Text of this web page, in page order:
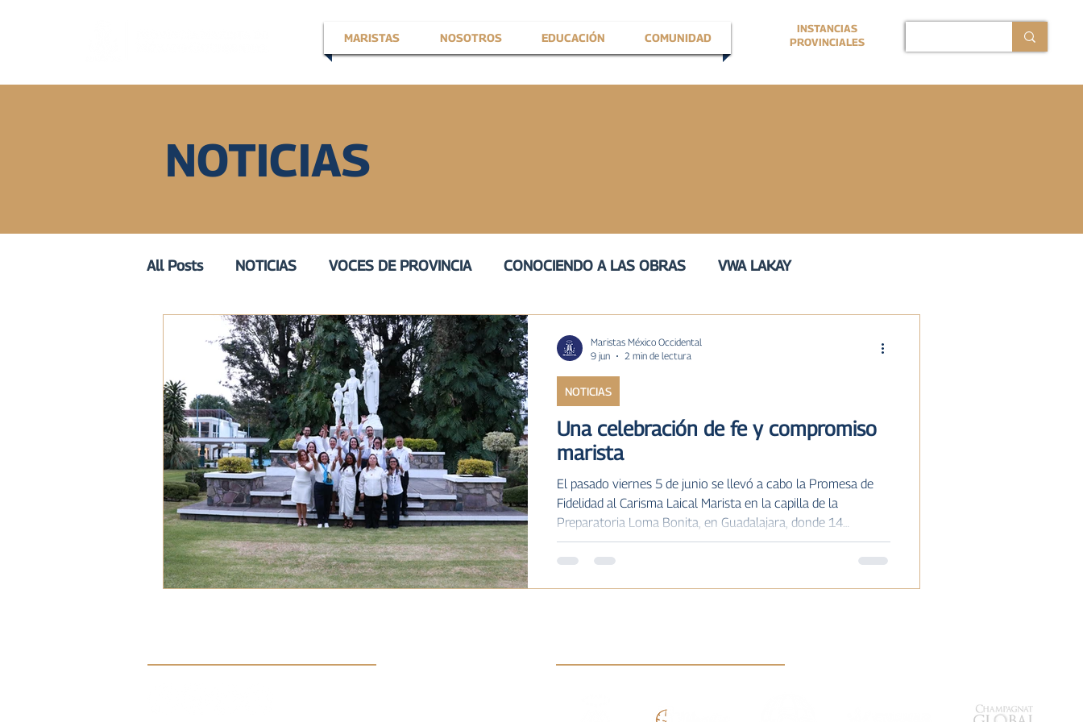
MARISTAS NOSOTROS EDUCACIÓN COMUNIDAD
INSTANCIAS
PROVINCIALES
NOTICIAS
All Posts NOTICIAS VOCES DE PROVINCIA CONOCIENDO A LAS OBRAS VWA LAKAY
EN LA VOZ DE VOZ ACTIVA III VOZ DE SERVICIO
VOZ EXPERTA AÑO JUBILAR MARISTA IV MARISTAS A TRÁVES DE LA HISTORIA
VOCES GLOBALES noticias
Una celebración de fe y compromiso
marista
El pasado viernes 5 de junio se llevó a cabo la Promesa de
Fidelidad al Carisma Laical Marista en la capilla de la
Preparatoria Loma Bonita, en Guadalajara, donde 14
personas realizaron este compromiso público y libre
mediante el cual un laico decide asumir la espiritualidad y la
NOTICIAS
Maristas México Occidental
9 jun
2 min de lectura